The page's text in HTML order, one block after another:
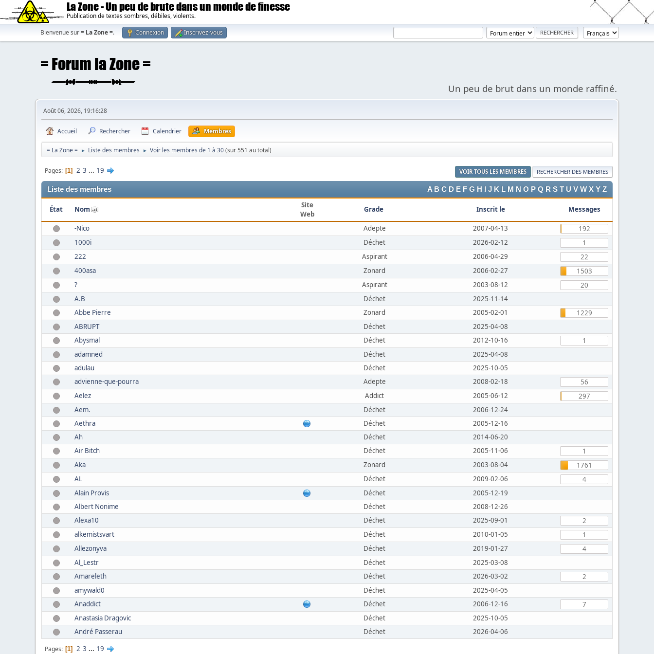
La Zone - Un peu de brute dans un monde de finesse
Publication de textes sombres, débiles, violents.
Bienvenue sur= La Zone =. Connexion Inscrivez-vous
Un peu de brut dans un monde raffiné.
Août 06, 2026, 19:16:28
Accueil Rechercher Calendrier Membres
= La Zone = ► Liste des membres ► Voir les membres de 1 à 30(sur 551 au total)
VOIR TOUS LES MEMBRES RECHERCHER DES MEMBRES
Pages 1 2 3 ... 19
Liste des membres A B C D E F G H J K L M N O P Q R S T U V W X Y Z
État Nom
Site
Web
Grade Inscrit le Messages
-Nico Adepte 2007-04-13
192
1000i
Déchet 2026-02-12
1
222
Aspirant 2006-04-29
22
400asa
Zonard 2006-02-27
1503
?
Aspirant 2003-08-12
20
A.B
Déchet
2025-11-14
Abbe Pierre
Zonard 2005-02-01
1229
ABRUPT
Déchet
2025-04-08
Abysmal
Déchet 2012-10-16
1
adamned
Déchet
2025-04-08
adulau
Déchet
2025-10-05
advienne-que-pourra
Adepte 2008-02-18
56
Aelez
Addict 2005-06-12
297
Aem.
Déchet
2006-12-24
Aethra
Déchet
2005-12-16
Ah
Déchet
2014-06-20
Air Bitch
Déchet 2005-11-06
1
Aka
Zonard 2003-08-04
1761
AL
Déchet 2009-02-06
4
Alain Provis
Déchet
2005-12-19
Albert Nonime
Déchet
2008-12-26
Alexa10
Déchet 2025-09-01
2
alkemistsvart
Déchet 2010-01-05
1
Allezonyva
Déchet 2019-01-27
4
Al_Lestr
Déchet
2025-03-08
Amareleth
Déchet 2026-03-02
2
amywald0
Déchet
2025-04-05
Anaddict
Déchet 2006-12-16
7
Anastasia Dragovic
Déchet
2025-10-05
André Passerau
Déchet 2026-04-06
Pages 1 2 3 ... 19